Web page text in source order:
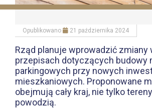
Opublikowano 21 października 2024
Rząd planuje wprowadzić zmiany
przepisach dotyczących budowy
parkingowych przy nowych
mieszkaniowych. Proponowane
obejmują cały kraj, nie tylko
powodzią.